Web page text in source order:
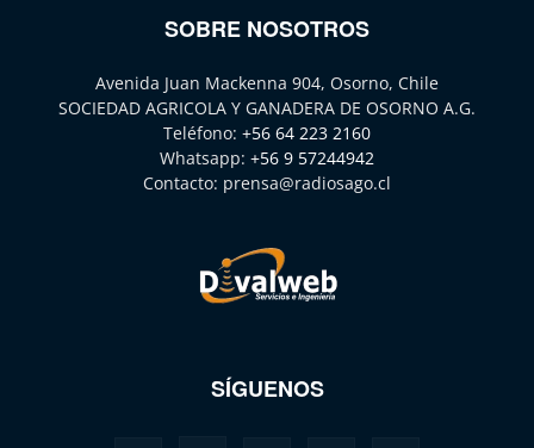
SOBRE NOSOTROS
Avenida Juan Mackenna 904, Osorno, Chile
SOCIEDAD AGRICOLA Y GANADERA DE OSORNO A.G.
Teléfono: +56 64 223 2160
Whatsapp: +56 9 57244942
Contacto: prensa@radiosago.cl
SÍGUENOS